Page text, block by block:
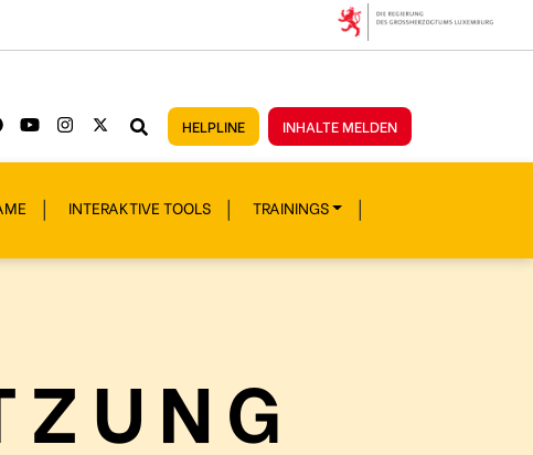
HELPLINE INHALTE MELDEN
INTERAKTIVE TOOLS TRAININGS